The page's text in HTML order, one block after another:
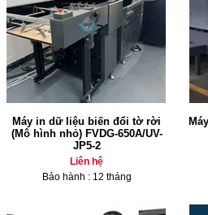
Máy in dữ liệu biến đổi tờ rời
(Mô hình nhỏ) FVDG-650A/UV-
JP5-2
Liên hệ
Bảo hành : 12 tháng